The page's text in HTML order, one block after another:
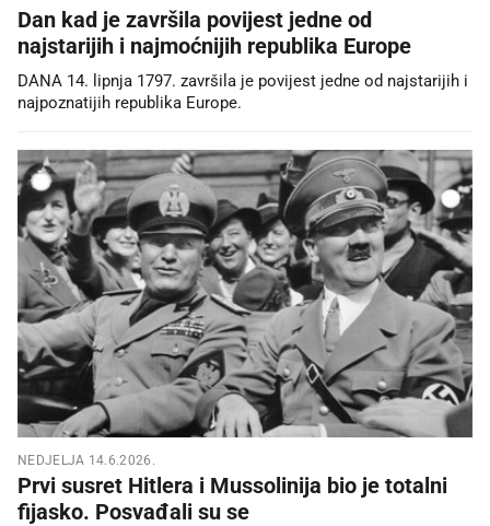
Dan kad je završila povijest jedne od
najstarijih i najmoćnijih republika Europe
DANA 14. lipnja 1797. završila je povijest jedne od najstarijih i
najpoznatijih republika Europe.
NEDJELJA 14.6.2026.
Prvi susret Hitlera i Mussolinija bio je totalni
fijasko. Posvađali su se